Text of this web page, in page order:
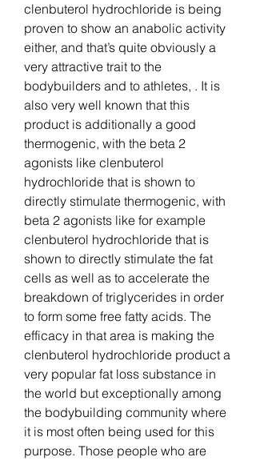
clenbuterol hydrochloride is being
proven to show an anabolic activity
either, and that’s quite obviously a
very attractive trait to the
bodybuilders and to athletes, . It is
also very well known that this
product is additionally a good
thermogenic, with the beta 2
agonists like clenbuterol
hydrochloride that is shown to
directly stimulate thermogenic, with
beta 2 agonists like for example
clenbuterol hydrochloride that is
shown to directly stimulate the fat
cells as well as to accelerate the
breakdown of triglycerides in order
to form some free fatty acids. The
efficacy in that area is making the
clenbuterol hydrochloride product a
very popular fat loss substance in
the world but exceptionally among
the bodybuilding community where
it is most often being used for this
purpose. Those people who are